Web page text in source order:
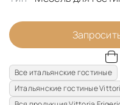
Все итальянские гостиные
Итальянские гостиные